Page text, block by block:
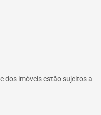
dos imóveis estão sujeitos a